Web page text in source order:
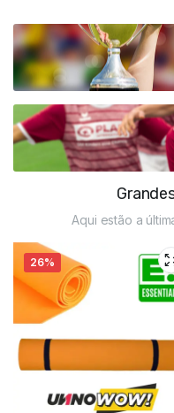
Aqui estão a
26%